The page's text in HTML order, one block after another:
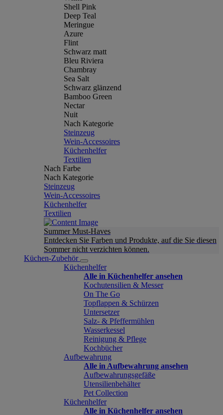
Shell Pink
Deep Teal
Meringue
Azure
Flint
Schwarz matt
Bleu Riviera
Chambray
Sea Salt
Schwarz glänzend
Bamboo Green
Nectar
Nuit
Nach Kategorie
Steinzeug
Wein-Accessoires
Küchenhelfer
Textilien
Nach Farbe
Nach Kategorie
Steinzeug
Wein-Accessoires
Küchenhelfer
Textilien
Summer Must-Haves
Entdecken Sie Farben und Produkte, auf die Sie diesen
Sommer nicht verzichten können.
Küchen-Zubehör
Küchenhelfer
Alle in Küchenhelfer ansehen
Kochutensilien & Messer
On The Go
Topflappen & Schürzen
Untersetzer
Salz- & Pfeffermühlen
Wasserkessel
Reinigung & Pflege
Kochbücher
Aufbewahrung
Alle in Aufbewahrung ansehen
Aufbewahrungsgefäße
Utensilienbehälter
Pet Collection
Küchenhelfer
Alle in Küchenhelfer ansehen